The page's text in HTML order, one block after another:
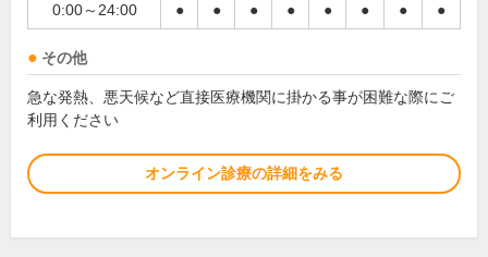
0:00～24:00 ● ● ● ● ● ● ● ●
その他
急な発熱、悪天候など直接医療機関に掛かる事が困難な際にご
利用ください
オンライン診療の詳細をみる